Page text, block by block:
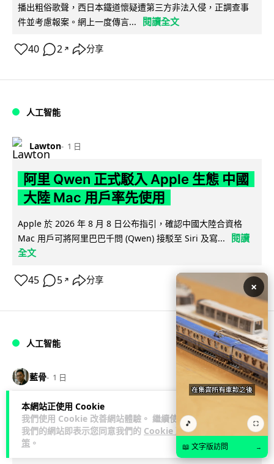
本網站正使用 Cookie
我們使用 Cookie 改善網站體驗。 繼續使用
我們的網站即表示您同意我們的 Cookie 政
策 。
播出粗俗歌聲，西日本鐵道懷疑遭第三方非法入侵，正調查事
件並考慮報案。網上一度傳言...
閱讀全文
40 2 ↗ 分享
人工智能
Lawton 1 日
阿里 Qwen 正式駁入 Apple 生態 中國
大陸 Mac 用戶率先使用
Apple 於 2026 年 8 月 8 日公布指引，確認中國大陸合資格
Mac 用戶可將阿里巴巴千問 (Qwen) 接駁至 Siri 及寫...
閱讀
全文
45 5 ↗ 分享
人工智能
藍骨 1 日
中國官媒批評 AI 術語濫用英文 稱
「Token」與「Agent」動搖科技話語
權
×
🎵 ⛶
📖 文字版訪問 →